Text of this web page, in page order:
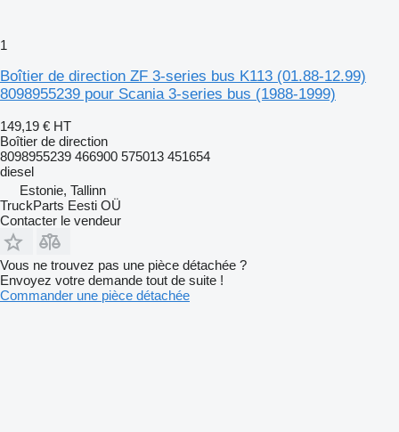
1
Boîtier de direction ZF 3-series bus K113 (01.88-12.99)
8098955239 pour Scania 3-series bus (1988-1999)
149,19 € HT
Boîtier de direction
8098955239 466900 575013 451654
diesel
Estonie, Tallinn
TruckParts Eesti OÜ
Contacter le vendeur
Vous ne trouvez pas une pièce détachée ?
Envoyez votre demande tout de suite !
Commander une pièce détachée